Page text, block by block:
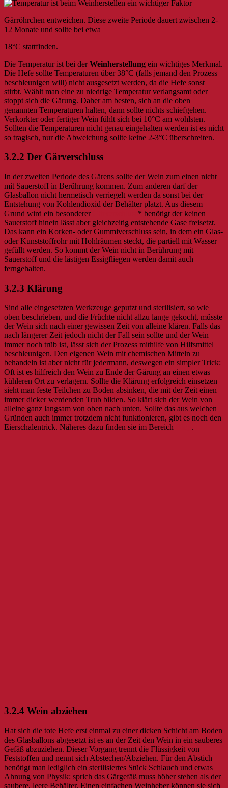
Gärröhrchen entweichen. Diese zweite Periode dauert zwischen 2-
12 Monate und sollte bei etwa
18°C stattfinden.
Die Temperatur ist bei derWeinherstellung ein wichtiges Merkmal.
Die Hefe sollte Temperaturen über 38°C (falls jemand den Prozess
beschleunigen will) nicht ausgesetzt werden, da die Hefe sonst
stirbt. Wählt man eine zu niedrige Temperatur verlangsamt oder
stoppt sich die Gärung. Daher am besten, sich an die oben
genannten Temperaturen halten, dann sollte nichts schiefgehen.
Verkorkter oder fertiger Wein fühlt sich bei 10°C am wohlsten.
Sollten die Temperaturen nicht genau eingehalten werden ist es nicht
so tragisch, nur die Abweichung sollte keine 2-3°C überschreiten.
3.2.2 Der Gärverschluss
In der zweiten Periode des Gärens sollte der Wein zum einen nicht
mit Sauerstoff in Berührung kommen. Zum anderen darf der
Glasballon nicht hermetisch verriegelt werden da sonst bei der
Entstehung von Kohlendioxid der Behälter platzt. Aus diesem
Grund wird ein besonderer
* benötigt der keinen
Sauerstoff hinein lässt aber gleichzeitig entstehende Gase freisetzt.
Das kann ein Korken- oder Gummiverschluss sein, in dem ein Glas-
oder Kunststoffrohr mit Hohlräumen steckt, die partiell mit Wasser
gefüllt werden. So kommt der Wein nicht in Berührung mit
Sauerstoff und die lästigen Essigfliegen werden damit auch
ferngehalten.
3.2.3 Klärung
Sind alle eingesetzten Werkzeuge geputzt und sterilisiert, so wie
oben beschrieben, und die Früchte nicht allzu lange gekocht, müsste
der Wein sich nach einer gewissen Zeit von alleine klären. Falls das
nach längerer Zeit jedoch nicht der Fall sein sollte und der Wein
immer noch trüb ist, lässt sich der Prozess mithilfe von Hilfsmittel
beschleunigen. Den eigenen Wein mit chemischen Mitteln zu
behandeln ist aber nicht für jedermann, deswegen ein simpler Trick:
Oft ist es hilfreich den Wein zu Ende der Gärung an einen etwas
kühleren Ort zu verlagern. Sollte die Klärung erfolgreich einsetzen
sieht man feste Teilchen zu Boden absinken, die mit der Zeit einen
immer dicker werdenden Trub bilden. So klärt sich der Wein von
alleine ganz langsam von oben nach unten. Sollte das aus welchen
Gründen auch immer trotzdem nicht funktionieren, gibt es noch den
Eierschalentrick. Näheres dazu finden sie im Bereich
.
3.2.4 Wein abziehen
Hat sich die tote Hefe erst einmal zu einer dicken Schicht am Boden
des Glasballons abgesetzt ist es an der Zeit den Wein in ein sauberes
Gefäß abzuziehen. Dieser Vorgang trennt die Flüssigkeit von
Feststoffen und nennt sich Abstechen/Abziehen. Für den Abstich
benötigt man lediglich ein sterilisiertes Stück Schlauch und etwas
Ahnung von Physik: sprich das Gärgefäß muss höher stehen als der
saubere, leere Behälter. Einen einfachen Weinheber können sie sich